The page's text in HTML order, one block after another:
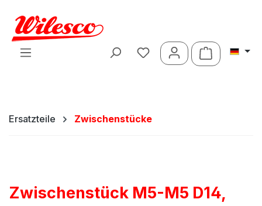
Zum Hauptinhalt springen
Ersatzteile Zwischenstücke
Zwischenstück M5-M5 D14,